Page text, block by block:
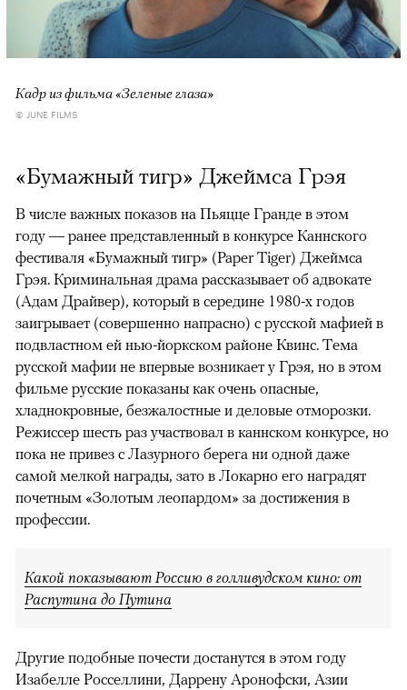
Кадр из фильма «Зеленые глаза»
© JUNE FILMS
«Бумажный тигр» Джеймса Грэя
В числе важных показов на Пьяцце Гранде в этом
году — ранее представленный в конкурсе Каннского
фестиваля «Бумажный тигр» (Paper Tiger) Джеймса
Грэя. Криминальная драма рассказывает об адвокате
(Адам Драйвер), который в середине 1980-х годов
заигрывает (совершенно напрасно) с русской мафией в
подвластном ей нью-йоркском районе Квинс. Тема
русской мафии не впервые возникает у Грэя, но в этом
фильме русские показаны как очень опасные,
хладнокровные, безжалостные и деловые отморозки.
Режиссер шесть раз участвовал в каннском конкурсе, но
пока не привез с Лазурного берега ни одной даже
самой мелкой награды, зато в Локарно его наградят
почетным «Золотым леопардом» за достижения в
профессии.
Какой показывают Россию в голливудском кино: от
Распутина до Путина
Другие подобные почести достанутся в этом году
Изабелле Росселлини, Даррену Аронофски, Азии